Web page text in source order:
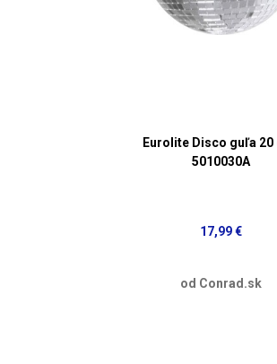
Eurolite Disco guľa 20
5010030A
17,99 €
od Conrad.sk